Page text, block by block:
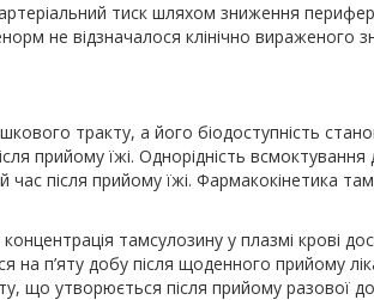
тиск шляхом зниження
не відзначалося клінічно вираженого
тракту, а його біодоступність
прийому їжі. Однорідність всмоктування
після прийому їжі. Фармакокінетика
тамсулозину у плазмі крові
на п’яту добу після щоденного прийому
що утворюється після прийому разової